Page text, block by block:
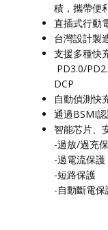
積，攜帶便
直插式行動
台灣設計製
支援多種快
PD3.0/
DCP
自動偵測快
通過BSMI
智能芯片、
-過放/過充
-過電流保護
-短路保護
-自動斷電保